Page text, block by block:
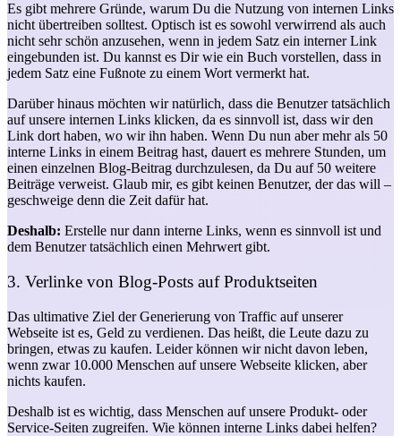
Es gibt mehrere Gründe, warum Du die Nutzung von internen Links
nicht übertreiben solltest. Optisch ist es sowohl verwirrend als auch
nicht sehr schön anzusehen, wenn in jedem Satz ein interner Link
eingebunden ist. Du kannst es Dir wie ein Buch vorstellen, dass in
jedem Satz eine Fußnote zu einem Wort vermerkt hat.
Darüber hinaus möchten wir natürlich, dass die Benutzer tatsächlich
auf unsere internen Links klicken, da es sinnvoll ist, dass wir den
Link dort haben, wo wir ihn haben. Wenn Du nun aber mehr als 50
interne Links in einem Beitrag hast, dauert es mehrere Stunden, um
einen einzelnen Blog-Beitrag durchzulesen, da Du auf 50 weitere
Beiträge verweist. Glaub mir, es gibt keinen Benutzer, der das will –
geschweige denn die Zeit dafür hat.
Deshalb: Erstelle nur dann interne Links, wenn es sinnvoll ist und
dem Benutzer tatsächlich einen Mehrwert gibt.
3. Verlinke von Blog-Posts auf Produktseiten
Das ultimative Ziel der Generierung von Traffic auf unserer
Webseite ist es, Geld zu verdienen. Das heißt, die Leute dazu zu
bringen, etwas zu kaufen. Leider können wir nicht davon leben,
wenn zwar 10.000 Menschen auf unsere Webseite klicken, aber
nichts kaufen.
Deshalb ist es wichtig, dass Menschen auf unsere Produkt- oder
Service-Seiten zugreifen. Wie können interne Links dabei helfen?